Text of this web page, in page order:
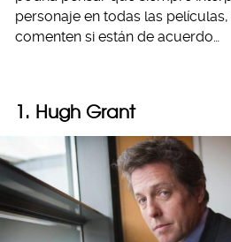
personaje en todas las
comenten si están de acuerdo…
1. Hugh Grant